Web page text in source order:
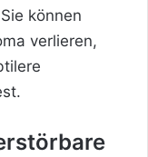
können
verlieren,